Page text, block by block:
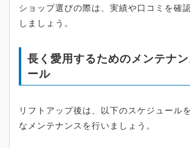
ショップ選びの際は、実績や口コミを確
しましょう。
長く愛用するためのメンテナ
ール
リフトアップ後は、以下のスケジュール
なメンテナンスを行いましょう。